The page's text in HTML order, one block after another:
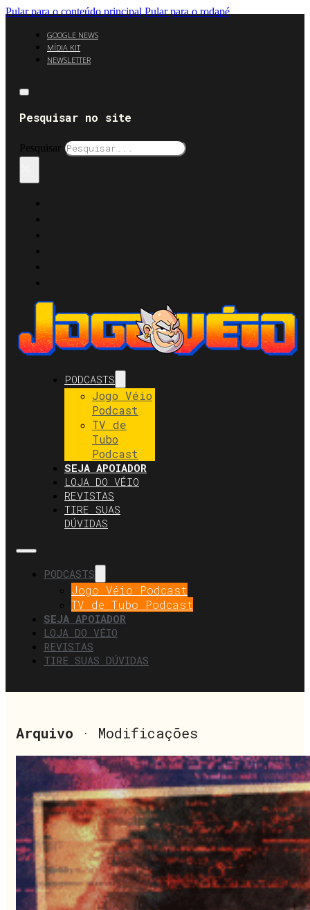
Pular para o conteúdo principal Pular para o rodapé
GOOGLE NEWS
MÍDIA KIT
NEWSLETTER
Pesquisar no site
Pesquisar
PODCASTS
Jogo Véio
Podcast
TV de
Tubo
Podcast
SEJA APOIADOR
LOJA DO VÉIO
REVISTAS
TIRE SUAS
DÚVIDAS
PODCASTS
Jogo Véio Podcast
TV de Tubo Podcast
SEJA APOIADOR
LOJA DO VÉIO
REVISTAS
TIRE SUAS DÚVIDAS
Arquivo · Modificações